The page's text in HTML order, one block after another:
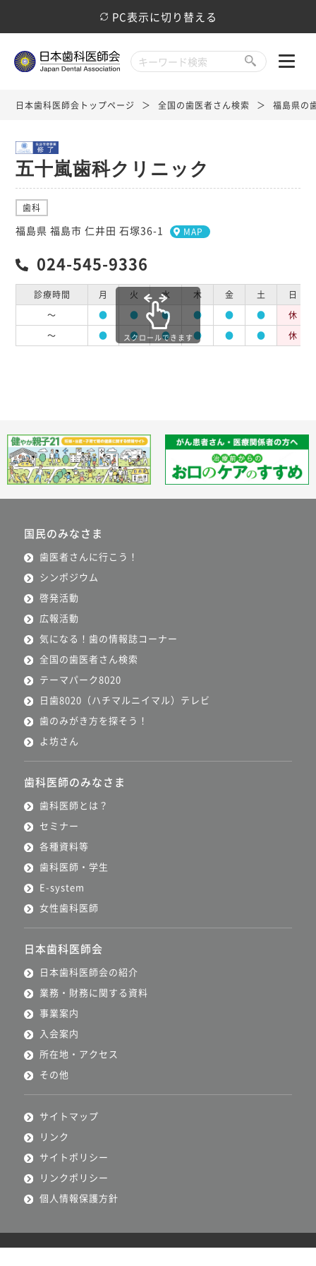
PC表示に切り替える
日本歯科医師会トップページ 全国の歯医者さん検索 福島県の
五十嵐歯科クリニック
歯科
福島県 福島市 仁井田 石塚36-1 MAP
024-545-9336
診療時間 月 火 水 木 金 土
日
～
● ● ● ● ● ●
休
～
● ● ● ● ● ● 休
スクロールできます
国民のみなさま
歯医者さんに行こう！
シンポジウム
啓発活動
広報活動
気になる！歯の情報誌コーナー
全国の歯医者さん検索
テーマパーク8020
日歯8020（ハチマルニイマル）テレビ
歯のみがき方を探そう！
よ坊さん
歯科医師のみなさま
歯科医師とは？
セミナー
各種資料等
歯科医師・学生
E-system
女性歯科医師
日本歯科医師会
日本歯科医師会の紹介
業務・財務に関する資料
事業案内
入会案内
所在地・アクセス
その他
サイトマップ
リンク
サイトポリシー
リンクポリシー
個人情報保護方針
Copyright ©Japan Dental Association All Rights Reserved.